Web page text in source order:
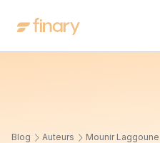
Blog Auteurs Mounir Laggoune